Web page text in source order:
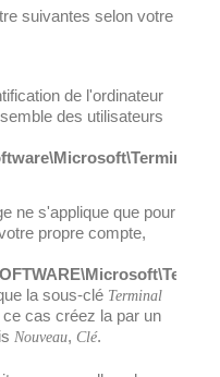
suivantes selon votre
de l'ordinateur
des utilisateurs
ne s'applique que pour
propre compte,
la sous-clé Terminal
cas créez la par un
Nouveau, Clé.